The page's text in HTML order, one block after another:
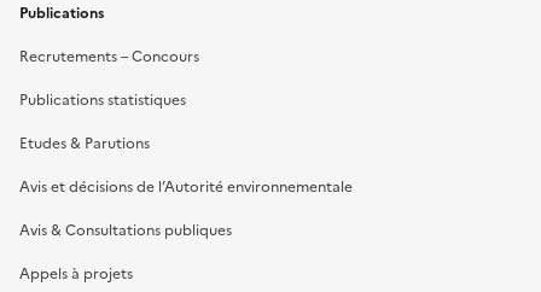
Publications
Recrutements – Concours
Publications statistiques
Etudes & Parutions
Avis et décisions de l’Autorité environnementale
Avis & Consultations publiques
Appels à projets